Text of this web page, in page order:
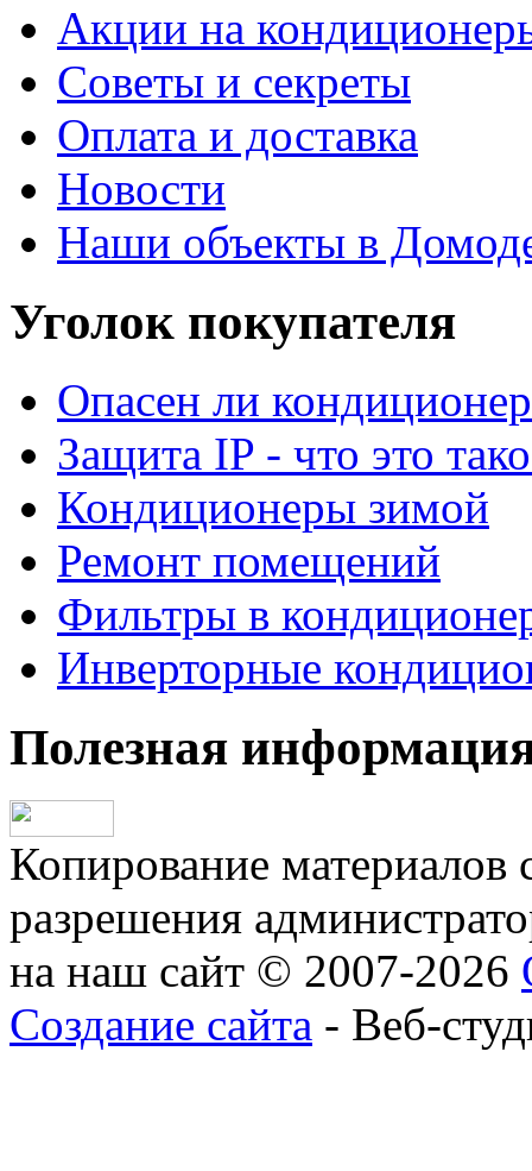
Акции на
Советы и секреты
Оплата и доставка
Новости
Наши объекты в
Уголок покупателя
Опасен ли
Защита IP - что это
Кондиционеры зимой
Ремонт помещений
Фильтры в
Инверторные
Полезная
Копирование материалов
разрешения
на наш сайт © 2007-2026
Создание сайта - Веб-